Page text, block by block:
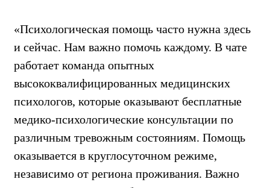
«Психологическая помощь часто нужна здесь
и сейчас. Нам важно помочь каждому. В чате
работает команда опытных
высококвалифицированных медицинских
психологов, которые оказывают бесплатные
медико-психологические консультации по
различным тревожным состояниям. Помощь
оказывается в круглосуточном режиме,
независимо от региона проживания. Важно